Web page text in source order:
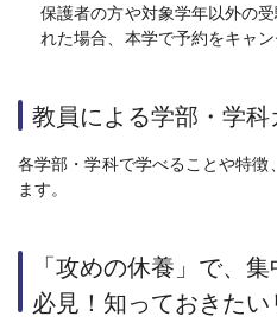
保護者の方や対象学年以外の
れた場合、本学で予約をキャ
教員による学部・学科
各学部・学科で学べることや特徴
ます。
「攻めの休養」で、
必見！知っておきた